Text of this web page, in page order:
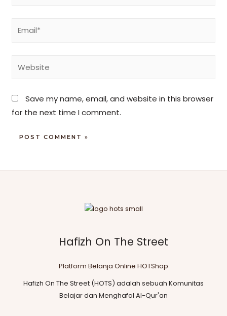
Save my name, email, and website in this browser
for the next time I comment.
Hafizh On The Street
Platform Belanja Online HOTShop
Hafizh On The Street (HOTS) adalah sebuah Komunitas
Belajar dan Menghafal Al-Qur'an